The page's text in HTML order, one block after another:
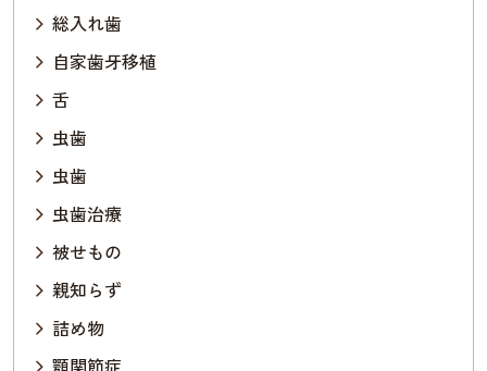
総入れ歯
自家歯牙移植
舌
虫歯
虫歯
虫歯治療
被せもの
親知らず
詰め物